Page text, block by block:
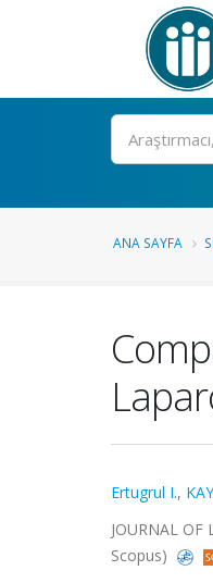
Ara
ANA SAYFA
Ertugrul I.,
JOURNAL OF
Scopus)